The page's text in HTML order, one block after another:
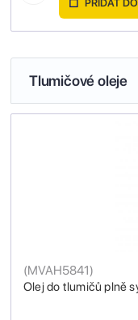
PŘIDAT
Tlumičové oleje
Olej do tlumičů plně
(MVAH5841)